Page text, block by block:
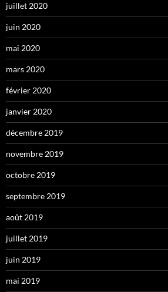
juillet 2020
juin 2020
mai 2020
mars 2020
février 2020
janvier 2020
décembre 2019
novembre 2019
octobre 2019
septembre 2019
août 2019
juillet 2019
juin 2019
mai 2019